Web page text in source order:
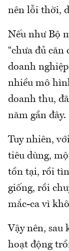
nên lỗi thời,
Nếu như Bộ
“chưa đủ căn
doanh
nhiều mô
doanh thu,
năm gần đây.
Tuy nhiên,
tiêu dùng,
tồn tại, rồi
giống, rồi
mắc-ca vì
Vậy nên, sau
hoạt động